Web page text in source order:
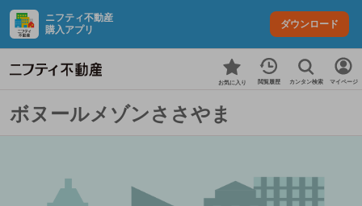
ニフティ不動産
購入アプリ
ダウンロード
お気に入り 閲覧履歴 カンタン検索 マイページ
ボヌールメゾンささやま